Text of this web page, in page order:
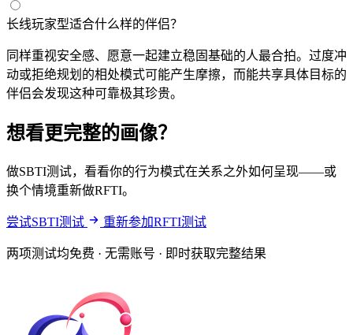
长线玩家型适合什么样的伴侣？
同样重视安全感、愿意一起建立稳固基础的人最合拍。过度冲
动或拒绝规划的相处模式可能产生摩擦，而能共享具体目标的
伴侣会发现这种可靠极其珍贵。
想看更完整的画像？
做SBTI测试，看看你的行为模式在关系之外如何呈现——或
换个情境重新做RFTI。
尝试SBTI测试 重新参加RFTI测试
两项测试均免费 · 无需账号 · 即时获取完整结果